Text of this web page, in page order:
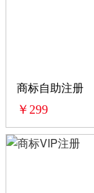
商标自助注册
￥299